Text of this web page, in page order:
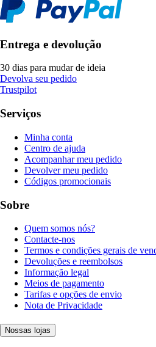
Entrega e devolução
30 dias para mudar de ideia
Devolva seu pedido
Trustpilot
Serviços
Minha conta
Centro de ajuda
Acompanhar meu pedido
Devolver meu pedido
Códigos promocionais
Sobre
Quem somos nós?
Contacte-nos
Termos e condições gerais de
Devoluções e reembolsos
Informação legal
Meios de pagamento
Tarifas e opções de envio
Nota de Privacidade
Nossas lojas